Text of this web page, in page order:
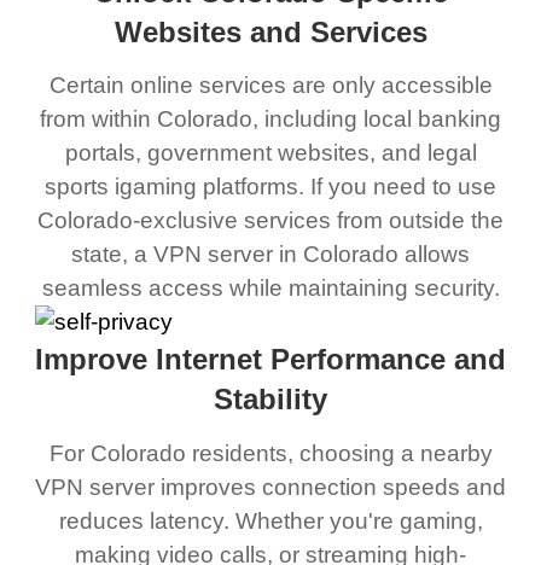
Websites and Services
Certain online services are only accessible
from within Colorado, including local banking
portals, government websites, and legal
sports igaming platforms. If you need to use
Colorado-exclusive services from outside the
state, a VPN server in Colorado allows
seamless access while maintaining security.
Improve Internet Performance and
Stability
For Colorado residents, choosing a nearby
VPN server improves connection speeds and
reduces latency. Whether you're gaming,
making video calls, or streaming high-